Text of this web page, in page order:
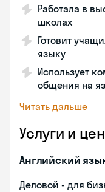
Работала в
школах
Готовит
языку
Использует
общения на
Читать дальше
Услуги и
Английский
Деловой - для